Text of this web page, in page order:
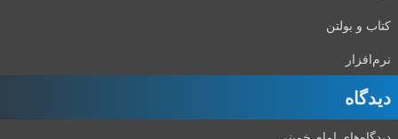
کتاب و بولتن
نرم‌افزار
دیدگاه‌